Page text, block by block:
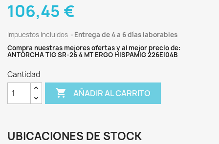
106,45 €
Impuestos incluidos
Entrega de 4 a 6 días laborables
Compra nuestras mejores ofertas y al mejor precio de:
ANTORCHA TIG SR-26 4 MT ERGO HISPAMIG 226EI04B
Cantidad
 AÑADIR AL CARRITO
UBICACIONES DE STOCK